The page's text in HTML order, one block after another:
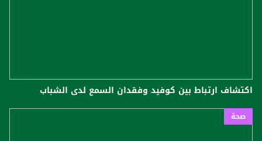
اكتشاف ارتباط بين كوفيد وفقدان السمع لدى الشباب
صحة